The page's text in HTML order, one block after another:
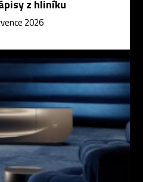
z hliníku
2026